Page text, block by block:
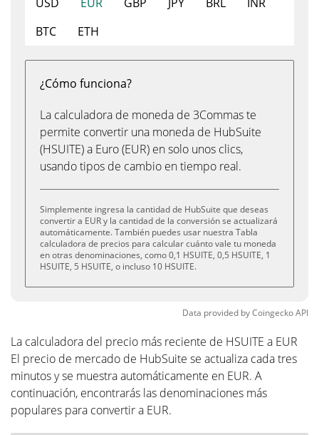
BTC
ETH
¿Cómo funciona?
La calculadora de moneda de 3Commas te
permite convertir una moneda de HubSuite
(HSUITE) a Euro (EUR) en solo unos clics,
usando tipos de cambio en tiempo real.
Simplemente ingresa la cantidad de HubSuite que deseas
convertir a EUR y la cantidad de la conversión se actualizará
automáticamente. También puedes usar nuestra Tabla
calculadora de precios para calcular cuánto vale tu moneda
en otras denominaciones, como 0,1 HSUITE, 0,5 HSUITE, 1
HSUITE, 5 HSUITE, o incluso 10 HSUITE.
Data provided byCoingeckoAPI
La calculadora del precio más reciente de HSUITE a EUR
El precio de mercado de HubSuite se actualiza cada tres
minutos y se muestra automáticamente en EUR. A
continuación, encontrarás las denominaciones más
populares para convertir a EUR.